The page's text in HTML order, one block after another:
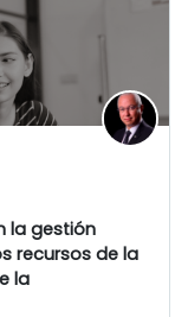
la gestión
recursos de la
la